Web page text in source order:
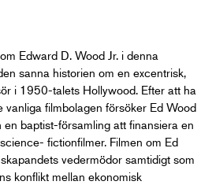
Edward D. Wood Jr. i denna
sanna historien om en excentrisk,
i 1950-talets Hollywood. Efter att ha
vanliga filmbolagen försöker Ed Wood
baptist-församling att finansiera en
fictionfilmer. Filmen om Ed
vedermödor samtidigt som
konflikt mellan ekonomisk